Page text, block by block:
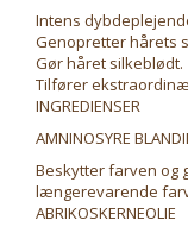
Intens
Genopretter hårets
Gør håret silkeblødt.
Tilfører
INGREDIENSER
AMNINOSYRE
Beskytter farven og
længerevarende
ABRIKOSKERNEOLIE